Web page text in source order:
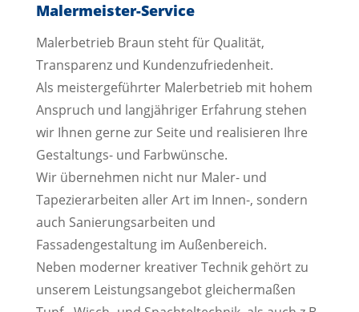
Malermeister-Service
Malerbetrieb Braun steht für Qualität,
Transparenz und Kundenzufriedenheit.
Als meistergeführter Malerbetrieb mit hohem
Anspruch und langjähriger Erfahrung stehen
wir Ihnen gerne zur Seite und realisieren Ihre
Gestaltungs- und Farbwünsche.
Wir übernehmen nicht nur Maler- und
Tapezierarbeiten aller Art im Innen-, sondern
auch Sanierungsarbeiten und
Fassadengestaltung im Außenbereich.
Neben moderner kreativer Technik gehört zu
unserem Leistungsangebot gleichermaßen